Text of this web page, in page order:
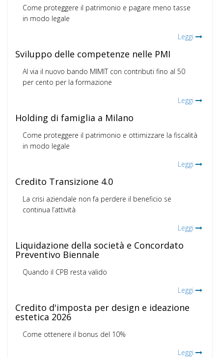
Come proteggere il patrimonio e pagare meno tasse
in modo legale
Leggi
Sviluppo delle competenze nelle PMI
Al via il nuovo bando MIMIT con contributi fino al 50
per cento per la formazione
Leggi
Holding di famiglia a Milano
Come proteggere il patrimonio e ottimizzare la fiscalità
in modo legale
Leggi
Credito Transizione 4.0
La crisi aziendale non fa perdere il beneficio se
continua l’attività
Leggi
Liquidazione della società e Concordato
Preventivo Biennale
Quando il CPB resta valido
Leggi
Credito d'imposta per design e ideazione
estetica 2026
Come ottenere il bonus del 10%
Leggi